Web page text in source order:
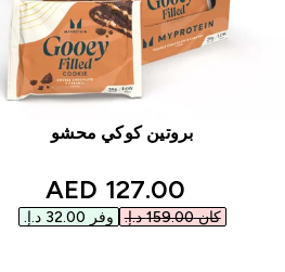
بروتين كوكي محشو
discounted price
127.00 AED‎
كان ‏159.00 د.إ.‏‎ وفر ‏32.00 د.إ.‏‎